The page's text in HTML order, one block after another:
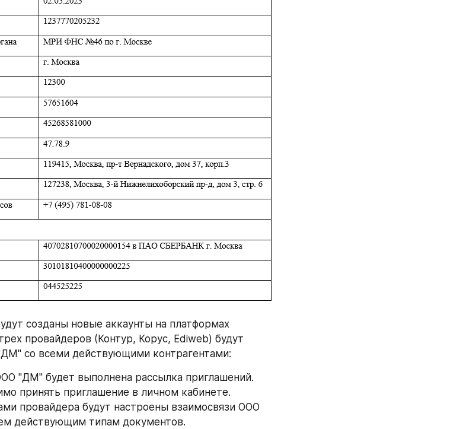
созданы новые аккаунты на платформах
провайдеров (Контур, Корус, Ediweb) будут
со всеми действующими контрагентами:
"ДМ" будет выполнена рассылка приглашений.
принять приглашение в личном кабинете.
провайдера будут настроены взаимосвязи ООО
действующим типам документов.